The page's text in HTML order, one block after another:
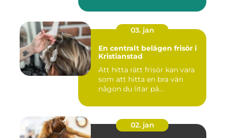
03. jan
En centralt belägen frisör i
Kristianstad
Att hitta rätt frisör kan vara
som att hitta en bra vän
någon du litar på...
02. jan